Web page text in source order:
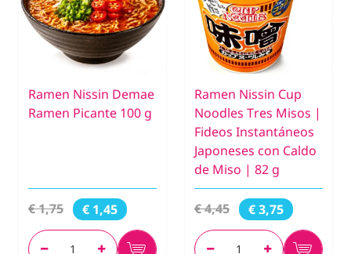
Ramen Nissin Demae
Ramen Picante 100 g
€ 1,75 € 1,45
Ramen Nissin Cup
Noodles Tres Misos |
Fideos Instantáneos
Japoneses con Caldo
de Miso | 82 g
€ 4,45 € 3,75